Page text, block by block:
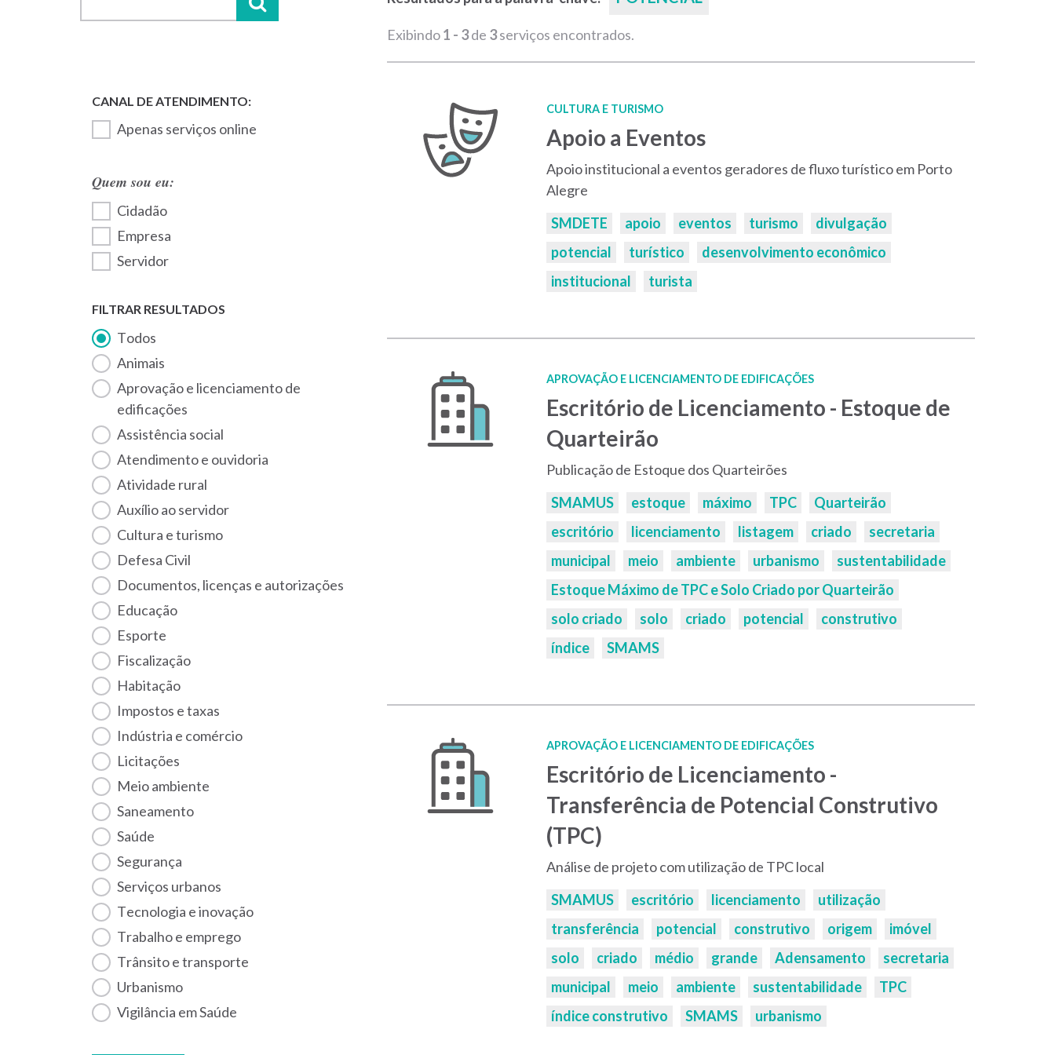
Apenas serviços online
Quem sou eu:
Cidadão
Empresa
Servidor
FILTRAR RESULTADOS
Todos
Animais
Aprovação e licenciamento de
edificações
Assistência social
Atendimento e ouvidoria
Atividade rural
Auxílio ao servidor
Cultura e turismo
Defesa Civil
Documentos, licenças e autorizações
Educação
Esporte
Fiscalização
habitação
Impostos e taxas
Indústria e comércio
Licitações
Meio ambiente
Saneamento
Saúde
Segurança
Serviços urbanos
Tecnologia e inovação
Trabalho e emprego
Trânsito e transporte
Urbanismo
Vigilância em Saúde
Exibindo1 - 3de 3serviços encontrados.
CULTURA E TURISMO
Apoio a Eventos
Apoio institucional a eventos geradores de fluxo turístico em Porto
Alegre
Palavras-
chaves:
SMDETE apoio eventos turismo
divulgação
potencial
turístico
desenvolvimento econômico
institucional
turista
APROVAÇÃO E LICENCIAMENTO DE EDIFICAÇÕES
Escritório de Licenciamento - Estoque de
Quarteirão
Publicação de Estoque dos Quarteirões
Palavras-
chaves:
SMAMUS estoque máximo TPC
Quarteirão
escritório
licenciamento listagem criado
secretaria
municipal
meio ambiente urbanismo
sustentabilidade
Estoque Máximo de TPC e Solo Criado por Quarteirão
solo criado
solo criado potencial
construtivo
índice
SMAMS
APROVAÇÃO E LICENCIAMENTO DE EDIFICAÇÕES
Escritório de Licenciamento -
Transferência de Potencial Construtivo
(TPC)
Análise de projeto com utilização de TPC local
Palavras-
chaves:
SMAMUS escritório licenciamento
utilização
transferência
potencial construtivo origem
imóvel
solo
criado médio grande Adensamento
secretaria
municipal
meio ambiente sustentabilidade
TPC
índice construtivo
SMAMS urbanismo